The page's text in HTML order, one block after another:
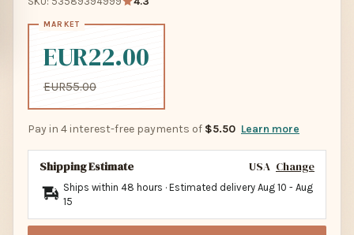
EUR22.00
EUR55.00
Pay in 4 interest-free payments of $5.50 Learn more
Shipping Estimate USA Change
Ships within 48 hours · Estimated delivery Aug 10 - Aug
15